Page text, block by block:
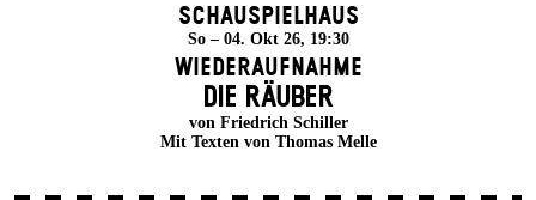
Schauspielhaus
So – 04. Okt 26, 19:30
Wiederaufnahme
DIE RÄUBER
von Friedrich Schiller
Mit Texten von Thomas Melle